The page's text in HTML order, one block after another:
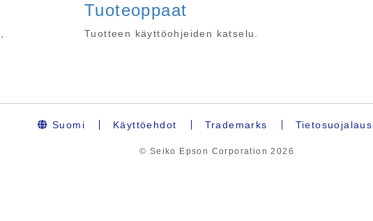
Tuoteoppaat
Tuotteen käyttöohjeiden katselu.
Suomi Käyttöehdot Trademarks
© Seiko Epson Corporation2026